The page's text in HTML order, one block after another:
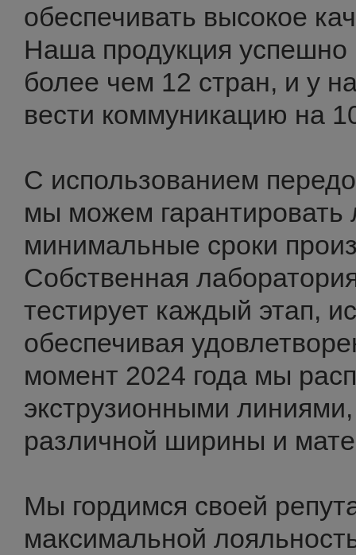
обеспечивать высокое
Наша продукция успешно
более чем 12 стран, и у
вести коммуникацию на
С использованием
мы можем гарантировать
минимальные сроки
Собственная
тестирует каждый этап,
обеспечивая
момент 2024 года мы
экструзионными
различной ширины и
Мы гордимся своей
максимальной